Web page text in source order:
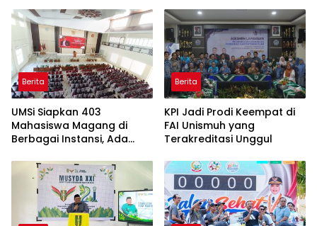
Berita
UMSi Siapkan 403
Mahasiswa Magang di
Berbagai Instansi, Ada
Taiwan
Berita
KPI Jadi Prodi Keempat di
FAI Unismuh yang
Terakreditasi Unggul